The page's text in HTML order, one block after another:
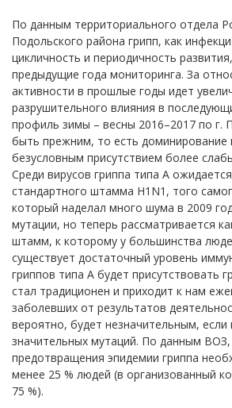
По данным территориального отдела
Подольского района грипп, как
цикличность и периодичность
предыдущие года мониторинга. За
активности в прошлые годы идет
разрушительного влияния в
профиль зимы – весны 2016–2017 по г.
быть прежним, то есть доминирование
безусловным присутствием более
Среди вирусов гриппа типа A
стандартного штамма H1N1, того
который наделал много шума в 2009
мутации, но теперь рассматривается
штамм, к которому у большинства
существует достаточный уровень
гриппов типа A будет присутствовать
стал традиционен и приходит к нам
заболевших от результатов
вероятно, будет незначительным, если
значительных мутаций. По данным ВОЗ,
предотвращения эпидемии гриппа
менее 25 % людей (в организованный
75 %).